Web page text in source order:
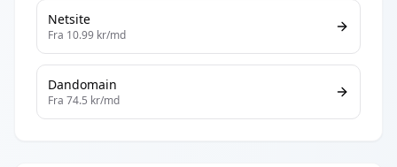
Netsite
Fra 10.99 kr/md
Dandomain
Fra 74.5 kr/md